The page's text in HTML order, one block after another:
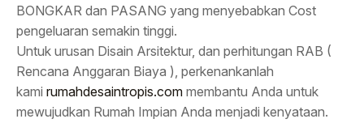
BONGKAR dan PASANG yang menyebabkan Cost
pengeluaran semakin tinggi.
Untuk urusan Disain Arsitektur, dan perhitungan RAB (
Rencana Anggaran Biaya ), perkenankanlah
kami rumahdesaintropis.com membantu Anda untuk
mewujudkan Rumah Impian Anda menjadi kenyataan.